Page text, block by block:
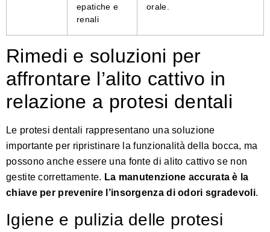
epatiche e
renali
orale.
Rimedi e soluzioni per
affrontare l’alito cattivo in
relazione a protesi dentali
Le protesi dentali rappresentano una soluzione
importante per ripristinare la funzionalità della bocca, ma
possono anche essere una fonte di alito cattivo se non
gestite correttamente. La manutenzione accurata è la
chiave per prevenire l’insorgenza di odori sgradevoli.
Igiene e pulizia delle protesi